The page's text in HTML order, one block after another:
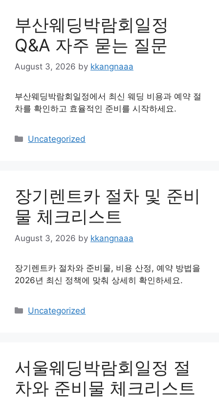
부산웨딩박람회일정
Q&A 자주 묻는 질문
August 3, 2026 by kkangnaaa
부산웨딩박람회일정에서 최신 웨딩 비용과 예약 절
차를 확인하고 효율적인 준비를 시작하세요.
Categories
Uncategorized
장기렌트카 절차 및 준비
물 체크리스트
August 3, 2026 by kkangnaaa
장기렌트카 절차와 준비물, 비용 산정, 예약 방법을
2026년 최신 정책에 맞춰 상세히 확인하세요.
Categories
Uncategorized
서울웨딩박람회일정 절
차와 준비물 체크리스트